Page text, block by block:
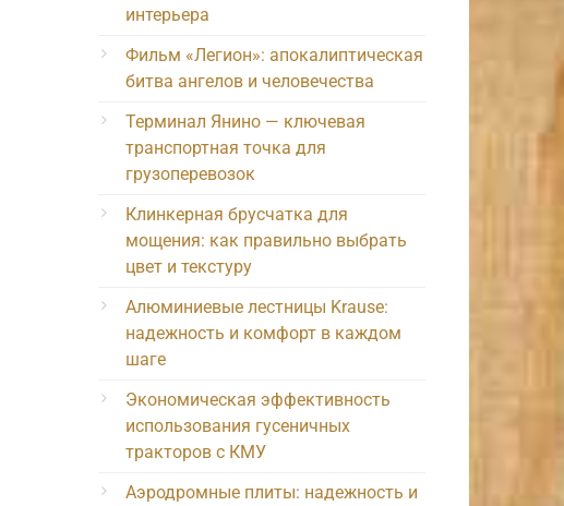
интерьера
Фильм «Легион»: апокалиптическая
битва ангелов и человечества
Терминал Янино — ключевая
транспортная точка для
грузоперевозок
Клинкерная брусчатка для
мощения: как правильно выбрать
цвет и текстуру
Алюминиевые лестницы Krause:
надежность и комфорт в каждом
шаге
Экономическая эффективность
использования гусеничных
тракторов с КМУ
Аэродромные плиты: надежность и